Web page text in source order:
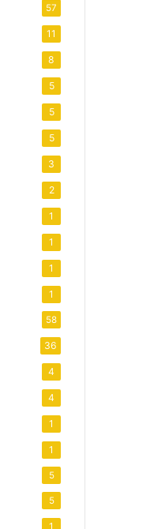
57
11
8
5
5
5
3
2
1
1
1
1
58
36
4
4
1
1
5
5
1